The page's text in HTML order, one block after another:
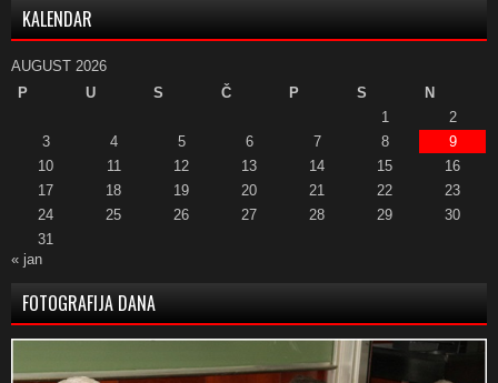
KALENDAR
AUGUST 2026
P
U S Č P S
N
1
2
3
4 5 6 7 8
9
10
11 12 13 14 15
16
17
18 19 20 21 22
23
24
25 26 27 28 29
30
31
« jan
FOTOGRAFIJA DANA